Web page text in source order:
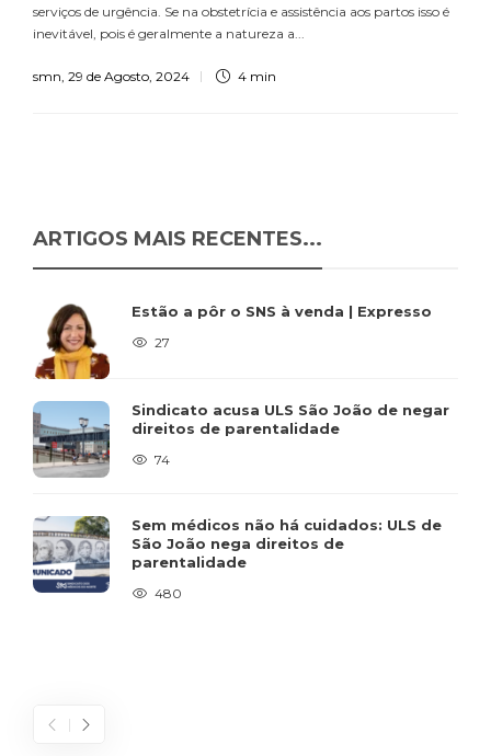
serviços de urgência. Se na obstetrícia e assistência aos partos isso é
inevitável, pois é geralmente a natureza a...
smn 29 de Agosto, 2024 4 min
ARTIGOS MAIS RECENTES...
Estão a pôr o SNS à venda | Expresso
27
Sindicato acusa ULS São João de negar
direitos de parentalidade
74
Sem médicos não há cuidados: ULS de
São João nega direitos de
parentalidade
480